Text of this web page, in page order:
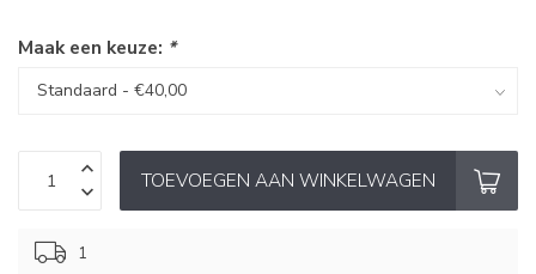
Maak een keuze: *
TOEVOEGEN AAN WINKELWAGEN
1